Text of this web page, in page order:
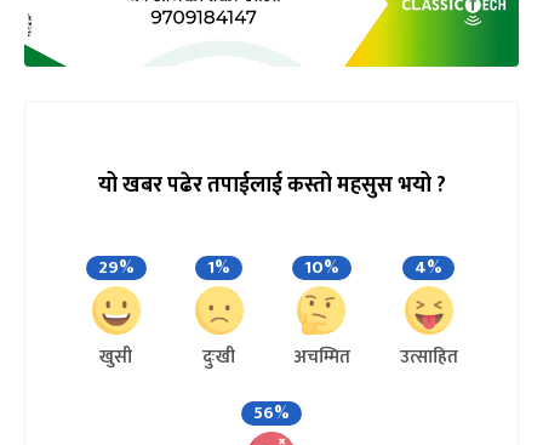
यो खबर पढेर तपाईलाई कस्तो महसुस भयो ?
29%
खुसी
1%
दुःखी
10%
अचम्मित
4%
उत्साहित
56%